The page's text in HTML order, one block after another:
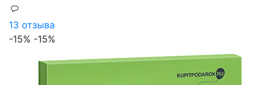
13 отзыва
-15% -15%